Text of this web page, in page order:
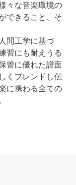
々な音楽環境の
できること、そ
間工学に基づ
習にも耐えうる
管に優れた譜面
くブレンドし伝
に携わる全ての